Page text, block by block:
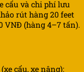
cẩu và chi phí lưu
rút hàng 20 feet
VNĐ (hàng 4–7 tấn).
cẩu, xe nâng):